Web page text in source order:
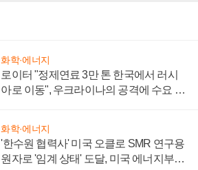
화학·에너지
로이터 "정제연료 3만 톤 한국에서 러시
아로 이동", 우크라이나의 공격에 수요 늘
화학·에너지
'한수원 협력사' 미국 오클로 SMR 연구용
원자로 '임계 상태' 도달, 미국 에너지부